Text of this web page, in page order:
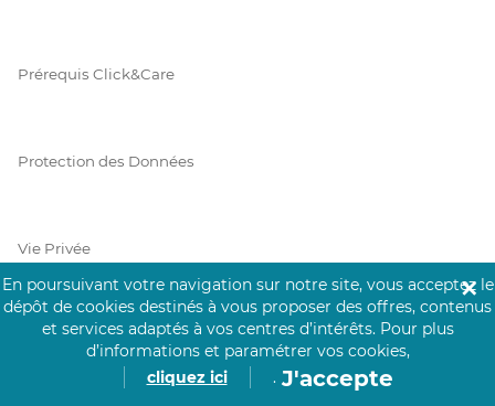
Prérequis Click&Care
Protection des Données
Vie Privée
PAIEMENT SÉCURISÉ
La collecte de vos informations de carte bancaire est cryptée
En poursuivant votre navigation sur notre site, vous acceptez le
dépôt de cookies destinés à vous proposer des offres, contenus
et services adaptés à vos centres d’intérêts. Pour plus
d’informations et paramétrer vos cookies,
cliquez ici
. J'accepte
✕